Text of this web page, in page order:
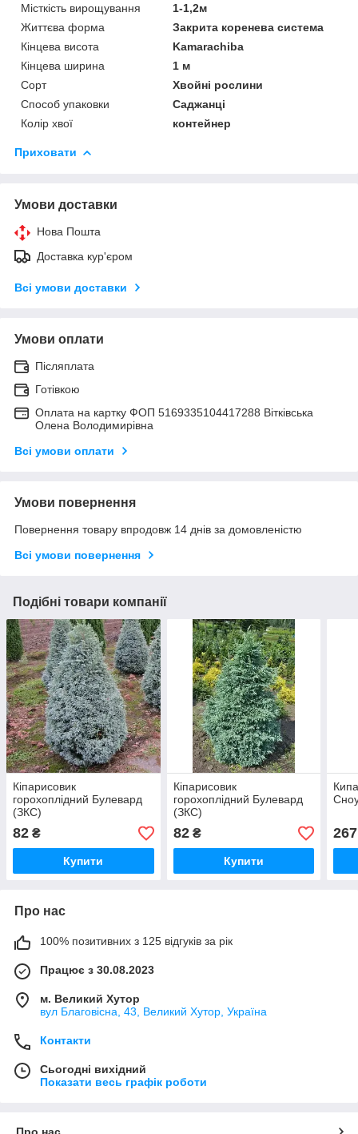
Місткість вирощування
1-1,2м
Життєва форма
Закрита коренева система
Кінцева висота
Kamarachiba
Кінцева ширина
1 м
Сорт
Хвойні рослини
Способ упаковки
Саджанці
Колір хвої
контейнер
Приховати
Умови доставки
Нова Пошта
Доставка кур'єром
Всі умови доставки
Умови оплати
Післяплата
Готівкою
Оплата на картку ФОП 5169335104417288 Вітківська
Олена Володимирівна
Всі умови оплати
Умови повернення
Повернення товару впродовж 14 днів за домовленістю
Всі умови повернення
Подібні товари компанії
Кіпарисовик
горохоплідний Булевард
(ЗКС)
82 ₴
Купити
Кіпарисовик
горохоплідний Булевард
(ЗКС)
82₴
Купити
267
Про нас
100% позитивних з 125 відгуків за рік
Працює з 30.08.2023
м. Великий Хутор
вул Благовісна, 43, Великий Хутор, Україна
Контакти
Сьогодні вихідний
Показати весь графік роботи